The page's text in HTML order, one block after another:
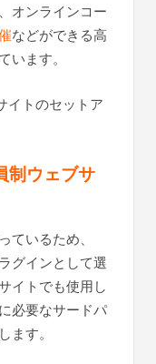
オンラインコー
などができる高
います。
イトのセットア
制ウェブサ
ているため、
グインとして選
イトでも使用し
必要なサードパ
ます。